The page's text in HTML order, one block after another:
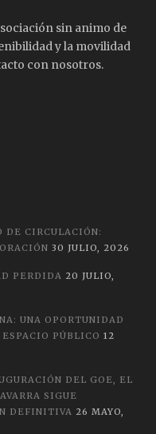
sin animo de
y la movilidad
con nosotros.
DE CIRCULACIÓN:
30 JULIO, 2026
PERDIDA 20 JULIO,
UNA OPORTUNIDAD
PÚBLICO 12
DEL GOE, EL
SIGUE
DEFINITIVA 26 MAYO,